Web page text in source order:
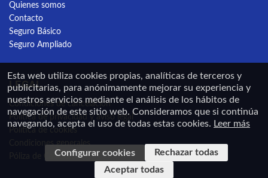
Quienes somos
Contacto
Seguro Básico
Seguro Ampliado
LEGAL
Condiciones de cancelación
Política de privacidad y aviso legal
Política de cookies
Condiciones generales
Póliza de Caución
Esta web utiliza cookies propias, analíticas de terceros y
publicitarias, para anónimamente mejorar su experiencia y
nuestros servicios mediante el análisis de los hábitos de
navegación de este sitio web. Consideramos que si continúa
navegando, acepta el uso de todas estas cookies. Leer más
Configurar cookies
Rechazar todas
Aceptar todas